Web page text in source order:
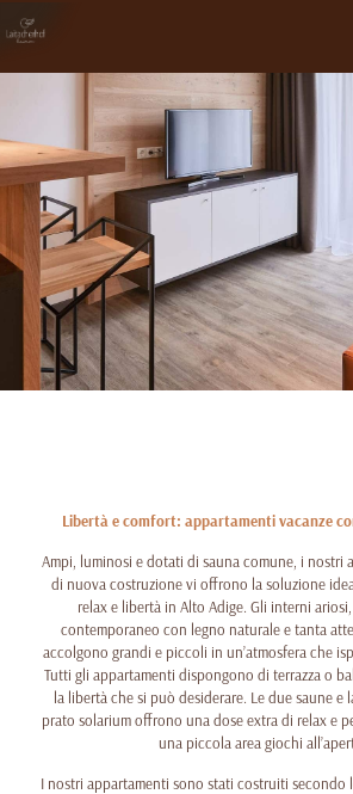
Libertà e comfort: appartamenti vacanze
Ampi, luminosi e dotati di sauna comune, i nostri
di nuova costruzione vi offrono la soluzione
relax e libertà in Alto Adige. Gli interni
contemporaneo con legno naturale e tanta
accolgono grandi e piccoli in un’atmosfera che
Tutti gli appartamenti dispongono di terrazza o
la libertà che si può desiderare. Le due saune e
prato solarium offrono una dose extra di relax e
una piccola area giochi
I nostri appartamenti sono stati costruiti secondo